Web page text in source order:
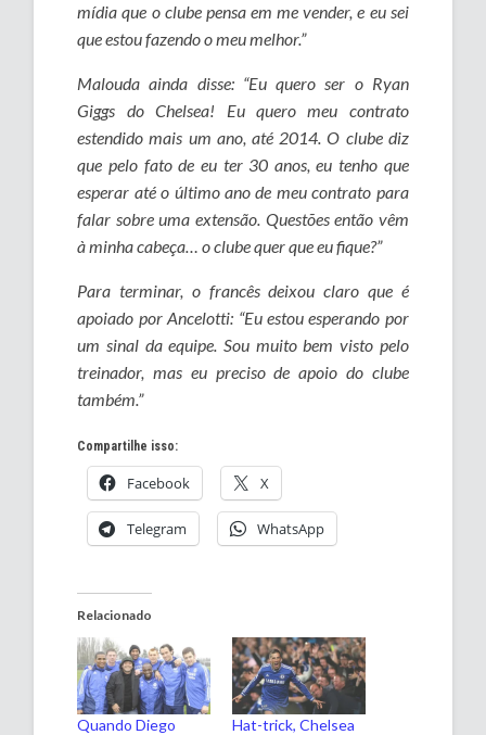
mídia que o clube pensa em me vender, e eu sei
que estou fazendo o meu melhor.”
Malouda ainda disse: “Eu quero ser o Ryan
Giggs do Chelsea! Eu quero meu contrato
estendido mais um ano, até 2014. O clube diz
que pelo fato de eu ter 30 anos, eu tenho que
esperar até o último ano de meu contrato para
falar sobre uma extensão. Questões então vêm
à minha cabeça… o clube quer que eu fique?”
Para terminar, o francês deixou claro que é
apoiado por Ancelotti: “Eu estou esperando por
um sinal da equipe. Sou muito bem visto pelo
treinador, mas eu preciso de apoio do clube
também.”
Compartilhe isso:
Facebook X
Telegram WhatsApp
Relacionado
Quando Diego
Hat-trick, Chelsea